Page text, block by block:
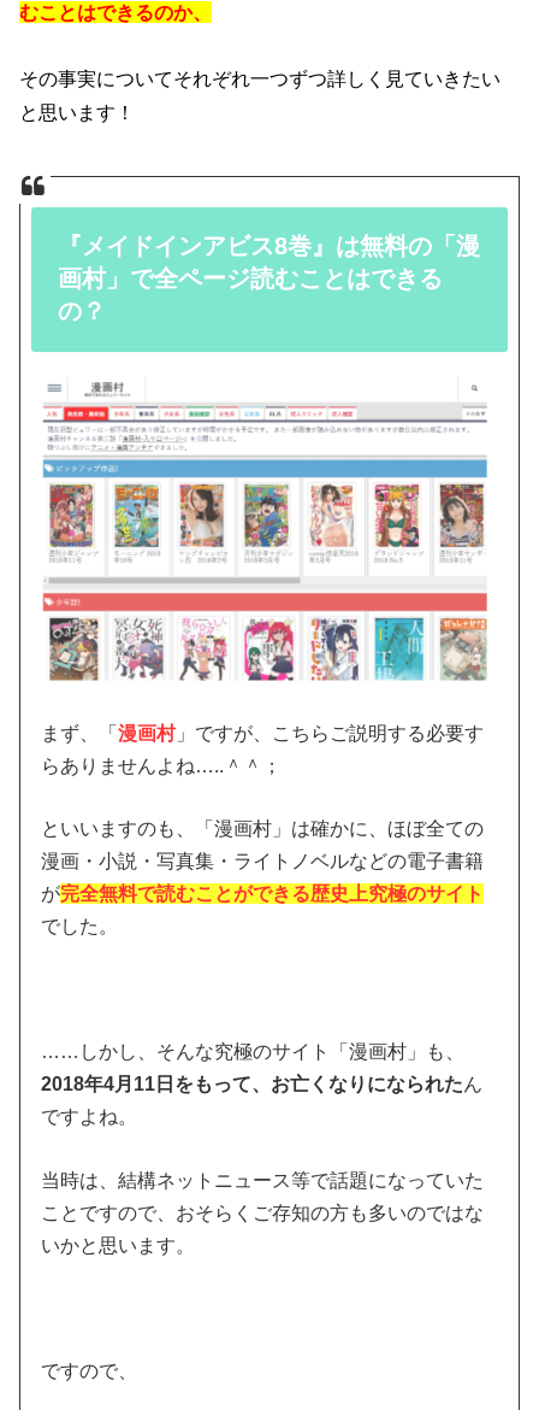
むことはできるのか、
その事実についてそれぞれ一つずつ詳しく見ていきたい
と思います！
『メイドインアビス8巻』は無料の「漫
画村」で全ページ読むことはできる
の？
まず、「漫画村」ですが、こちらご説明する必要す
らありませんよね…..＾＾；
といいますのも、「漫画村」は確かに、ほぼ全ての
漫画・小説・写真集・ライトノベルなどの電子書籍
が完全無料で読むことができる歴史上究極のサイト
でした。
……しかし、そんな究極のサイト「漫画村」も、
2018年4月11日をもって、お亡くなりになられたん
ですよね。
当時は、結構ネットニュース等で話題になっていた
ことですので、おそらくご存知の方も多いのではな
いかと思います。
ですので、